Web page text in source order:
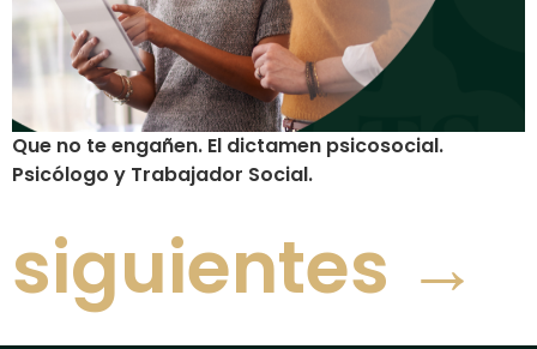
Que no te engañen. El dictamen psicosocial.
Psicólogo y Trabajador Social.
siguientes →